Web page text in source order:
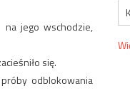
na jego wschodzie,
się.
odblokowania